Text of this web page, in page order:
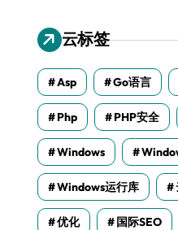
云标签
Asp Go语言
Php PHP安全
Windows
Windows运行库
优化 国际SEO